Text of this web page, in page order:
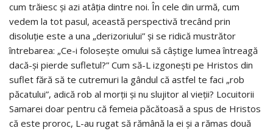
cum trăiesc şi azi atâţia dintre noi. În cele din urmă, cum
vedem la tot pasul, această perspectivă trecând prin
disoluţie este a una „derizoriului” şi se ridică mustrător
întrebarea: „Ce-i foloseşte omului să câştige lumea întreagă
dacă-şi pierde sufletul?” Cum să-L izgoneşti pe Hristos din
suflet fără să te cutremuri la gândul că astfel te faci „rob
păcatului”, adică rob al morţii şi nu slujitor al vieţii? Locuitorii
Samarei doar pentru că femeia păcătoasă a spus de Hristos
că este proroc, L-au rugat să rămână la ei şi a rămas două